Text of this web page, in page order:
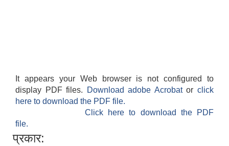
It appears your Web browser is not configured to
display PDF files.
Download adobe Acrobatorclick
here to download the PDF file.
Click here to download the PDF
file.
प्रकार: